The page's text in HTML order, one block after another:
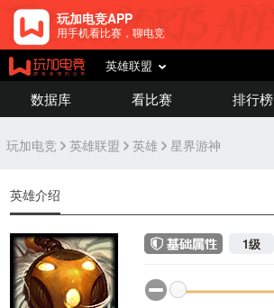
玩加电竞APP
用手机看比赛，聊电竞
英雄联盟
数据库 看比赛 排行榜
玩加电竞 英雄联盟 英雄 星界游神
英雄介绍
1级